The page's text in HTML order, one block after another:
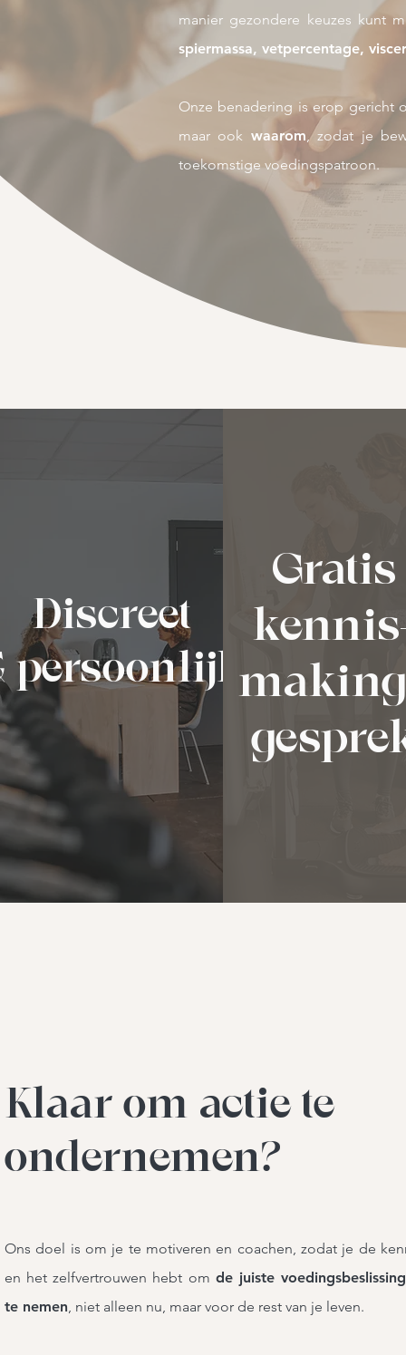
manier gezondere keuzes kunt
spiermassa, vetpercentage,
Onze benadering is erop gericht
maar ook waarom, zodat je
toekomstige voedingspatroon.
Discreet
persoonlijk
Gratis
Klaar om actie te
ondernemen?
Ons doel is om je te motiveren en coachen, zodat je de
en het zelfvertrouwen hebt om de juiste
te nemen, niet alleen nu, maar voor de rest van je leven.